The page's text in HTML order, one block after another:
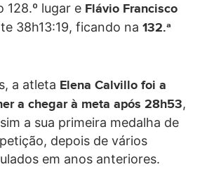
128.º lugar e Flávio Francisco
38h13:19, ficando na 132.ª
a atleta Elena Calvillo foi a
a chegar à meta após 28h53,
a sua primeira medalha de
depois de vários
em anos anteriores.